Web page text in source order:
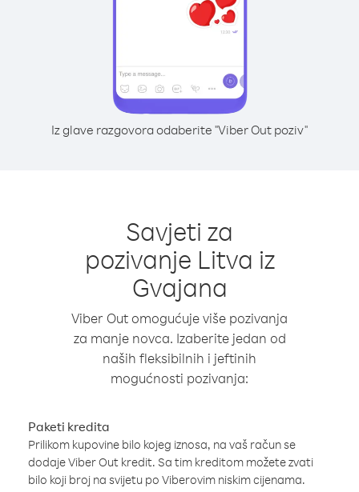
Iz glave razgovora odaberite "Viber Out poziv"
Savjeti za
pozivanje Litva iz
Gvajana
Viber Out omogućuje više pozivanja
za manje novca. Izaberite jedan od
naših fleksibilnih i jeftinih
mogućnosti pozivanja:
Paketi kredita
Prilikom kupovine bilo kojeg iznosa, na vaš račun se
dodaje Viber Out kredit. Sa tim kreditom možete zvati
bilo koji broj na svijetu po Viberovim niskim cijenama.